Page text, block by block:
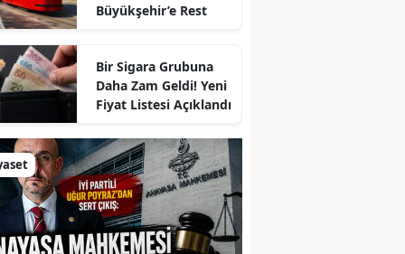
Büyükşehir’e Rest
Bir Sigara Grubuna
Daha Zam Geldi! Yeni
Fiyat Listesi Açıklandı